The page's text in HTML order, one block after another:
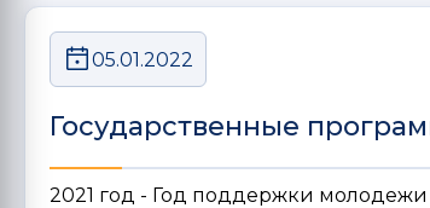
05.01.2022
Государственные
2021 год - Год поддержки